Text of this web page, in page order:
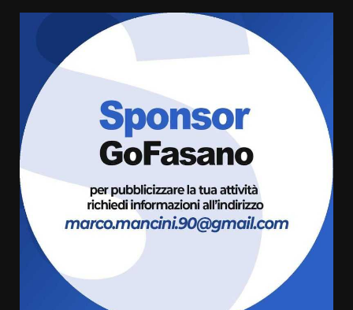
La magia del Minareto e la prima
assoluta de “L’Albergo
Belvedere. Il rapimento”
6 Agosto 2026 06:15
Serie D, l’Us Fasano è escluso
dal campionato